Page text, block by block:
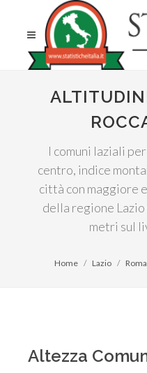
I comuni laziali
centro, indice
città con maggiore
della regione
metri sul
Home Lazio Roma
Altezza